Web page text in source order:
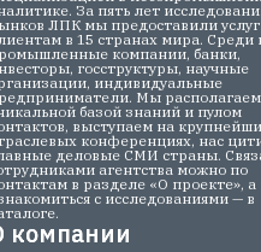
За пять лет
ЛПК мы предоставили
в 15 странах мира. Среди
компании, банки,
госструктуры, научные
индивидуальные
Мы располагаем
базой знаний и пулом
выступаем на
конференциях, нас
деловые СМИ страны.
агентства можно по
в разделе «О проекте», а
с исследованиями — в
компании
компании